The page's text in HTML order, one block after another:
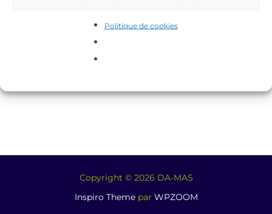
Politique de cookies
Copyright © 2026 DA-MAS
Inspiro Themepar WPZOOM